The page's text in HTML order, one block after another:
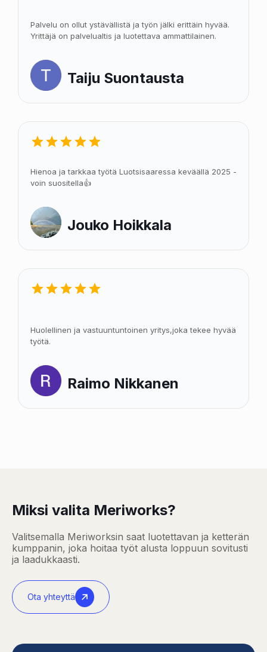
Palvelu on ollut ystävällistä ja työn jälki erittäin hyvää.
Yrittäjä on palvelualtis ja luotettava ammattilainen.
Taiju Suontausta
Hienoa ja tarkkaa työtä Luotsisaaressa keväällä 2025 -
voin suositella👍
Jouko Hoikkala
Huolellinen ja vastuuntuntoinen yritys,joka tekee hyvää
työtä.
Raimo Nikkanen
Miksi valita Meriworks?
Valitsemalla Meriworksin saat luotettavan ja ketterän
kumppanin, joka hoitaa työt alusta loppuun sovitusti
ja laadukkaasti.
Ota yhteyttä